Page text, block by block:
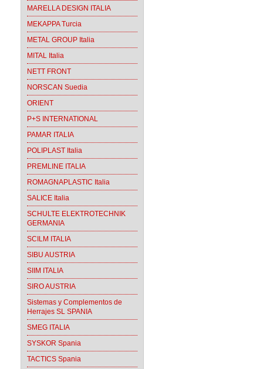
MARELLA DESIGN ITALIA
MEKAPPA Turcia
METAL GROUP Italia
MITAL Italia
NETT FRONT
NORSCAN Suedia
ORIENT
P+S INTERNATIONAL
PAMAR ITALIA
POLIPLAST Italia
PREMLINE ITALIA
ROMAGNAPLASTIC Italia
SALICE Italia
SCHULTE ELEKTROTECHNIK
GERMANIA
SCILM ITALIA
SIBU AUSTRIA
SIIM ITALIA
SIRO AUSTRIA
Sistemas y Complementos de
Herrajes SL SPANIA
SMEG ITALIA
SYSKOR Spania
TACTICS Spania